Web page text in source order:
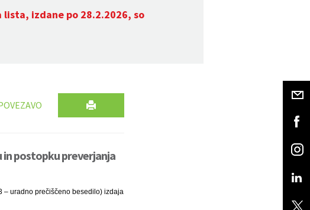
izdane po 28.2.2026, so
in postopku preverjanja
– uradno prečiščeno besedilo) izdaja